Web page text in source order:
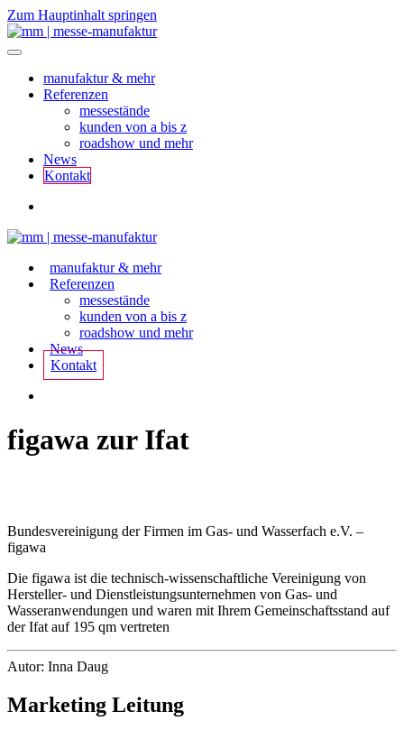
Zum Hauptinhalt springen
manufaktur & mehr
Referenzen
messestände
kunden von a bis z
roadshow und mehr
News
Kontakt
manufaktur & mehr
Referenzen
messestände
kunden von a bis z
roadshow und mehr
News
Kontakt
figawa zur Ifat
Bundesvereinigung der Firmen im Gas- und Wasserfach e.V. –
figawa
Die figawa ist die technisch-wissenschaftliche Vereinigung von
Hersteller- und Dienstleistungsunternehmen von Gas- und
Wasseranwendungen und waren mit Ihrem Gemeinschaftsstand auf
der Ifat auf 195 qm vertreten
Autor: Inna Daug
Marketing Leitung